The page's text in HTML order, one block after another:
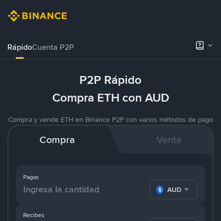
RápidoCuenta P2P
P2P Rápido
Compra ETH con AUD
Compra y vende ETH en Binance P2P con varios métodos de pago
Compra Venta
Pagas
AUD
Recibes